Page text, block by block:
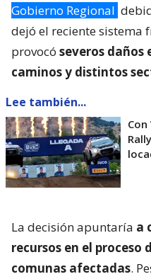
Gobierno Regional
dejó el reciente sistema
provocó severos
caminos y distintos
Lee también...
La decisión apuntaría a
recursos en el proceso
comunas afectadas.